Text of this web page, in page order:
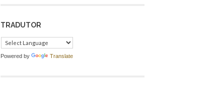
TRADUTOR
Powered by Translate